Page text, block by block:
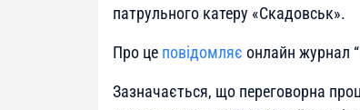
патрульного катеру «Скадовськ».
Про це повідомляє онлайн журнал
Зазначається, що переговорна